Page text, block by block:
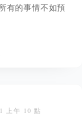
有的事情不如預
上午 10 點